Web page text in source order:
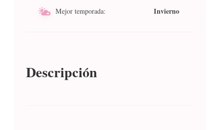
Mejor temporada: Invierno
Descripción